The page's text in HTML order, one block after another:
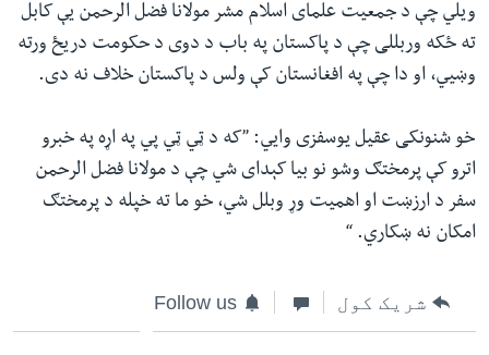
ویلي چې د جمعیت علمای اسلام مشر مولانا فضل الرحمن یې کابل
ته ځکه وربللی چې د پاکستان په باب د دوی د حکومت دریځ ورته
وښيي، او دا چې په افغانستان کې ولس د پاکستان خلاف نه دی.
خو شنونکی عقیل یوسفزی وايي: ”که د ټي ټي پي په اړه په خبرو
اترو کې پرمختګ وشو نو بیا کېدای شي چې د مولانا فضل الرحمن
سفر د ارزښت او اهمیت وړ وبلل شي، خو ما ته خپله د پرمختګ
امکان نه ښکاري. “
شریک کول Follow us